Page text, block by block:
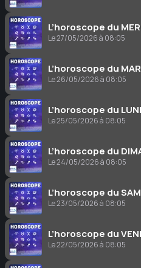
L’horoscope du
Le 27/05/2026 à 08:05
L’horoscope du
Le 26/05/2026 à 08:05
L’horoscope du
Le 25/05/2026 à 08:05
L’horoscope du
Le 24/05/2026 à 08:05
L’horoscope du
Le 23/05/2026 à 08:05
L’horoscope du
Le 22/05/2026 à 08:05